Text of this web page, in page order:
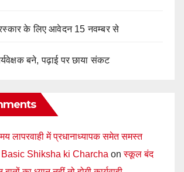
के लिए आवेदन 15 नवम्बर से
बने, पढ़ाई पर छाया संकट
लापरवाही में प्रधानाध्यापक समेत समस्त
Basic Shiksha ki Charcha onस्कूल बंद